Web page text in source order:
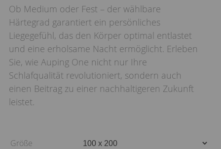
Ob Medium oder Fest – der wählbare
Härtegrad garantiert ein persönliches
Liegegefühl, das den Körper optimal entlastet
und eine erholsame Nacht ermöglicht. Erleben
Sie, wie Auping One nicht nur Ihre
Schlafqualität revolutioniert, sondern auch
einen Beitrag zu einer nachhaltigeren Zukunft
leistet.
Größe